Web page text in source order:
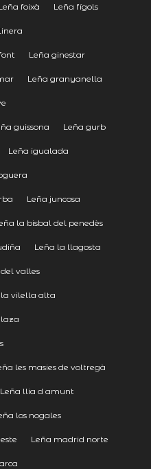
foixà Leña fígols
Leña ginestar
Leña granyanella
guissona Leña gurb
Leña igualada
Leña juncosa
la bisbal del penedès
Leña la llagosta
valles
la vilella alta
les masies de voltregà
Leña llia d amunt
los nogales
Leña madrid norte